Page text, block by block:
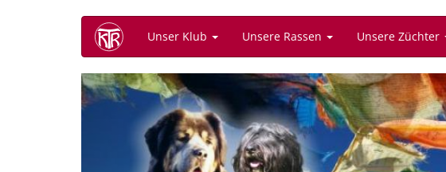
Unser Klub Unsere Rassen Unsere Züchter
Previous